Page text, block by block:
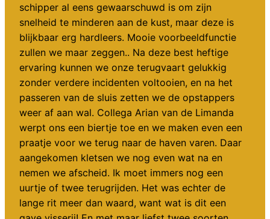
schipper al eens gewaarschuwd is om zijn
snelheid te minderen aan de kust, maar deze is
blijkbaar erg hardleers. Mooie voorbeeldfunctie
zullen we maar zeggen.. Na deze best heftige
ervaring kunnen we onze terugvaart gelukkig
zonder verdere incidenten voltooien, en na het
passeren van de sluis zetten we de opstappers
weer af aan wal. Collega Arian van de Limanda
werpt ons een biertje toe en we maken even een
praatje voor we terug naar de haven varen. Daar
aangekomen kletsen we nog even wat na en
nemen we afscheid. Ik moet immers nog een
uurtje of twee terugrijden. Het was echter de
lange rit meer dan waard, want wat is dit een